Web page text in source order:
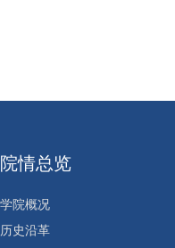
院情总览
学院概况
历史沿革